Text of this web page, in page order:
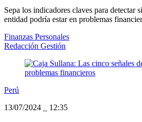
Sepa los indicadores claves para detectar
entidad podría estar en problemas
Finanzas Personales
Redacción Gestión
Perú
13/07/2024
12:35